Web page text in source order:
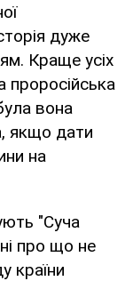
дуже
Краще усіх
проросійська
вона
якщо дати
на
"Суча
про що не
країни